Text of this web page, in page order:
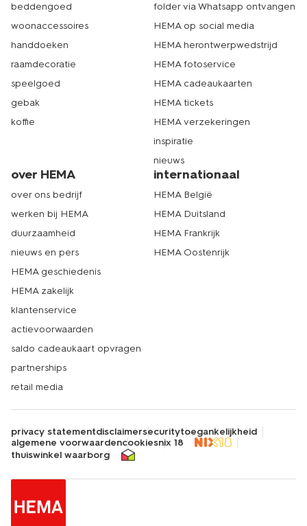
beddengoed
woonaccessoires
handdoeken
raamdecoratie
speelgoed
gebak
koffie
folder via Whatsapp ontvangen
HEMA op social media
HEMA herontwerpwedstrijd
HEMA fotoservice
HEMA cadeaukaarten
HEMA tickets
HEMA verzekeringen
inspiratie
nieuws
over HEMA
over ons bedrijf
werken bij HEMA
duurzaamheid
nieuws en pers
HEMA geschiedenis
HEMA zakelijk
klantenservice
actievoorwaarden
saldo cadeaukaart opvragen
partnerships
retail media
internationaal
HEMA België
HEMA Duitsland
HEMA Frankrijk
HEMA Oostenrijk
privacy statementdisclaimersecuritytoegankelijkheid
algemene voorwaardencookiesnix 18
thuiswinkel waarborg